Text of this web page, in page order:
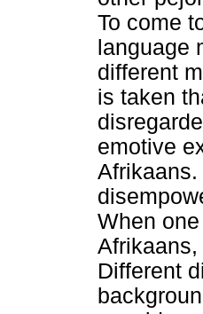
To come
language
different
is taken
emotive
When
Different